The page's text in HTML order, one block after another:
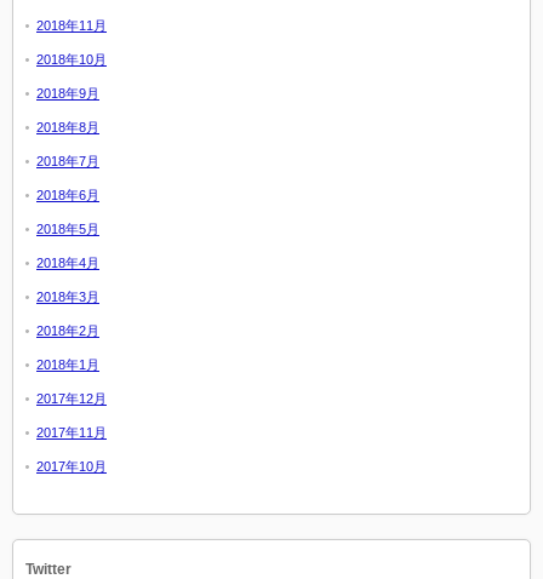
2018年11月
2018年10月
2018年9月
2018年8月
2018年7月
2018年6月
2018年5月
2018年4月
2018年3月
2018年2月
2018年1月
2017年12月
2017年11月
2017年10月
Twitter